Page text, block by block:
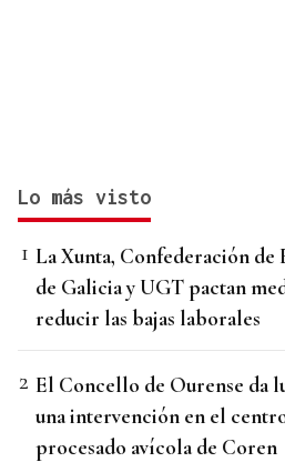
Lo más visto
La Xunta, Confederación de
de Galicia y UGT pactan
reducir las bajas laborales
El Concello de Ourense da
una intervención en el
procesado avícola de Coren